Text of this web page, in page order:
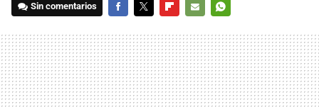
Sin comentarios
MAIL